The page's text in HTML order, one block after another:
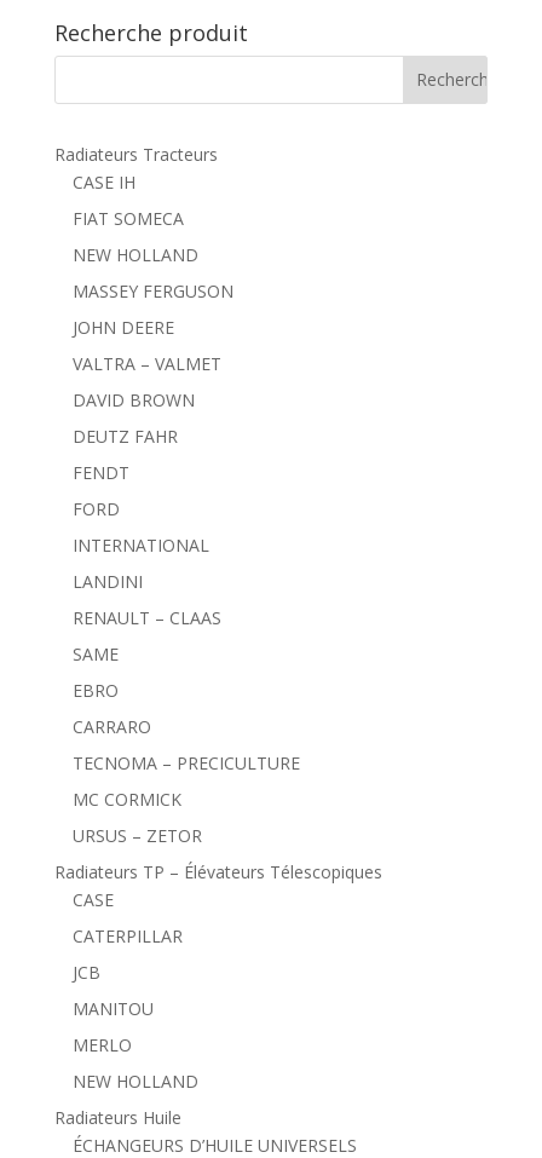
Recherche produit
Radiateurs Tracteurs
CASE IH
FIAT SOMECA
NEW HOLLAND
MASSEY FERGUSON
JOHN DEERE
VALTRA – VALMET
DAVID BROWN
DEUTZ FAHR
FENDT
FORD
INTERNATIONAL
LANDINI
RENAULT – CLAAS
SAME
EBRO
CARRARO
TECNOMA – PRECICULTURE
MC CORMICK
URSUS – ZETOR
Radiateurs TP – Élévateurs Télescopiques
CASE
CATERPILLAR
JCB
MANITOU
MERLO
NEW HOLLAND
Radiateurs Huile
ÉCHANGEURS D’HUILE UNIVERSELS